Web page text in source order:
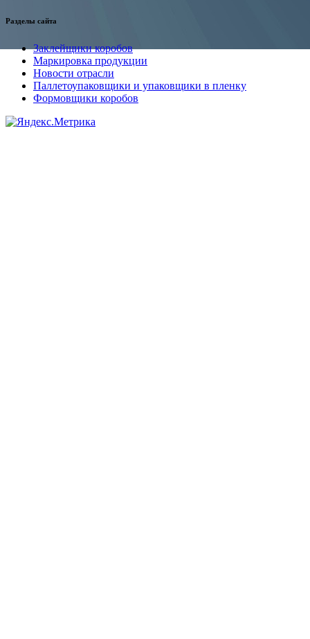
Разделы сайта
Заклейщики коробов
Маркировка продукции
Новости отрасли
Паллетоупаковщики и упаковщики в пленку
Формовщики коробов